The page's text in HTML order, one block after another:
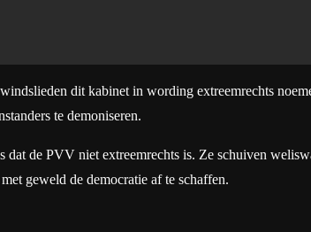
dit kabinet in wording extreemrechts
te demoniseren.
de PVV niet extreemrechts is. Ze schuiven
geweld de democratie af te schaffen.